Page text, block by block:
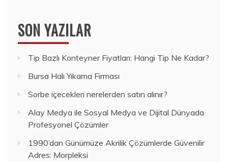
SON YAZILAR
Tip Bazlı Konteyner Fiyatları: Hangi Tip Ne Kadar?
Bursa Halı Yıkama Firması
Sorbe içecekleri nerelerden satın alınır?
Alay Medya ile Sosyal Medya ve Dijital Dünyada
Profesyonel Çözümler
1990’dan Günümüze Akrilik Çözümlerde Güvenilir
Adres: Morpleksi